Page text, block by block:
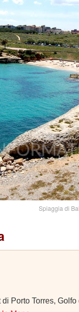
Spiaggia di
di Porto Torres, Golfo